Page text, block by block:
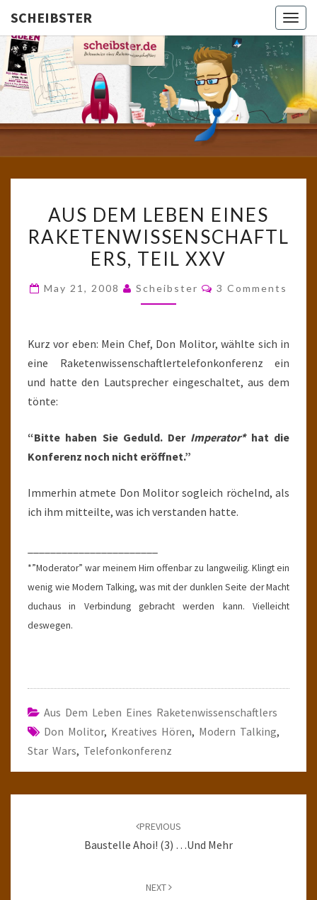
SCHEIBSTER
Gutbürgerliche
Reime Und
Mehr! In
Blogform.
School!
DEM
LEBEN
EINES
TEIL
AUS DEM LEBEN EINES
RAKETENWISSENSCHAFTL
ERS, TEIL XXV
May 21, 2008 Scheibster Comments
3 Comments
Kurz vor eben: Mein Chef, Don Molitor, wählte sich in
eine Raketenwissenschaftlertelefonkonferenz ein
und hatte den Lautsprecher eingeschaltet, aus dem
tönte:
“Bitte haben Sie Geduld. Der Imperator*hat die
Konferenz noch nicht eröffnet.”
Immerhin atmete Don Molitor sogleich röchelnd, als
ich ihm mitteilte, was ich verstanden hatte.
*”Moderator” war meinem Hirn offenbar zu langweilig. Klingt ein
wenig wie Modern Talking, was mit der dunklen Seite der Macht
duchaus in Verbindung gebracht werden kann. Vielleicht
deswegen.
Aus Dem Leben Eines Raketenwissenschaftlers
Don Molitor, Kreatives Hören, Modern Talking,
Star Wars, Telefonkonferenz
PREVIOUS
Baustelle Ahoi! (3) …und Mehr
NEXT